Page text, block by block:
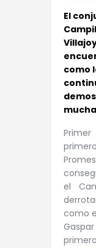
El
como
el
como